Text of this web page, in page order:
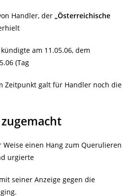
Handler, der „Österreichische
kündigte am 11.05.06, dem
(Tag
Zeitpunkt galt für Handler noch die
einen Hang zum Querulieren
urgierte
seiner Anzeige gegen die